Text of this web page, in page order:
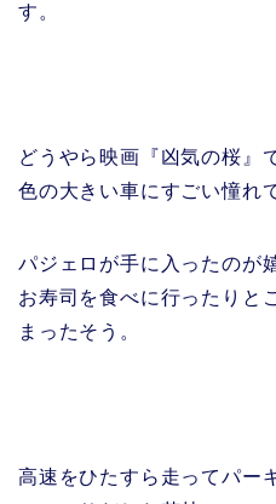
す。
どうやら映画『凶気の桜』
色の大きい車にすごい憧れ
パジェロが手に入ったのが
お寿司を食べに行ったりと
まったそう。
高速をひたすら走ってパー